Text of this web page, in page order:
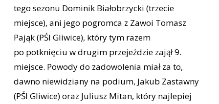
tego sezonu Dominik Białobrzycki (trzecie
miejsce), ani jego pogromca z Zawoi Tomasz
Pająk (PŚl Gliwice), który tym razem
po potknięciu w drugim przejeździe zajął 9.
miejsce. Powody do zadowolenia miał za to,
dawno niewidziany na podium, Jakub Zastawny
(PŚl Gliwice) oraz Juliusz Mitan, który najlepiej